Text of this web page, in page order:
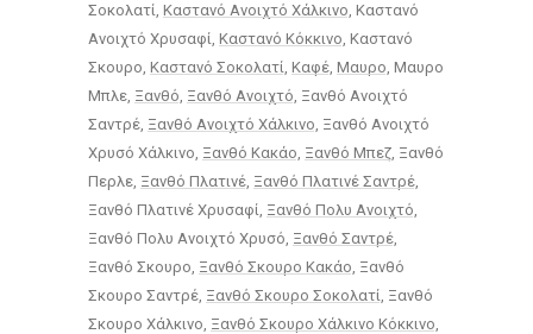
Σοκολατί Καστανό Ανοιχτό Χάλκινο Καστανό
Ανοιχτό Χρυσαφί Καστανό Κόκκινο Καστανό
Σκουρο Καστανό Σοκολατί Καφέ Μαυρο Μαυρο
Μπλε Ξανθό Ξανθό Ανοιχτό Ξανθό Ανοιχτό
Σαντρέ Ξανθό Ανοιχτό Χάλκινο Ξανθό Ανοιχτό
Χρυσό Χάλκινο Ξανθό Κακάο Ξανθό Μπεζ Ξανθό
Περλε Ξανθό Πλατινέ Ξανθό Πλατινέ Σαντρέ
Ξανθό Πλατινέ Χρυσαφί Ξανθό Πολυ Ανοιχτό
Ξανθό Πολυ Ανοιχτό Χρυσό Ξανθό Σαντρέ
Ξανθό Σκουρο Ξανθό Σκουρο Κακάο Ξανθό
Σκουρο Σαντρέ Ξανθό Σκουρο Σοκολατί Ξανθό
Σκουρο Χάλκινο Ξανθό Σκουρο Χάλκινο Κόκκινο